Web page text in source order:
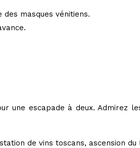
masques vénitiens.
escapade à deux. Admirez
de vins toscans, ascension du